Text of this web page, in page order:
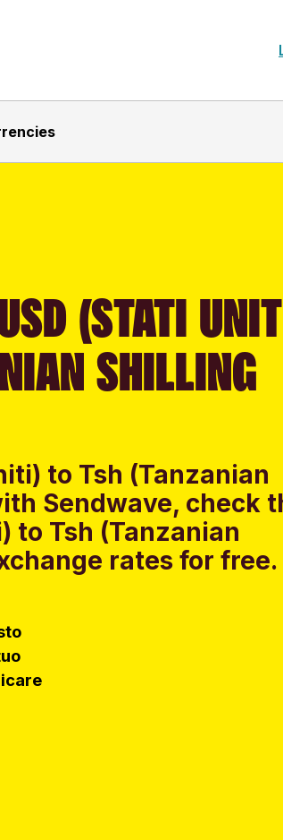
(STATI
SHILLING
to Tsh (Tanzanian
Sendwave, check
to Tsh (Tanzanian
rates for free.